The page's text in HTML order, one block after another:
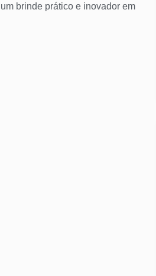
brinde prático e inovador em